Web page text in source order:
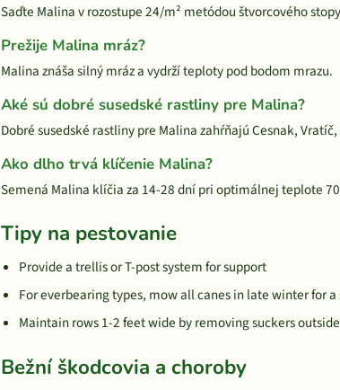
Saďte Malina v rozostupe 24/m² metódou štvorcového
Prežije Malina mráz?
Malina znáša silný mráz a vydrží teploty pod bodom mrazu.
Aké sú dobré susedské rastliny pre Malina?
Dobré susedské rastliny pre Malina zahŕňajú Cesnak,
Ako dlho trvá klíčenie Malina?
Semená Malina klíčia za 14-28 dní pri optimálnej teplote
Tipy na pestovanie
Provide a trellis or T-post system for support
For everbearing types, mow all canes in late winter for
Maintain rows 1-2 feet wide by removing suckers
Bežní škodcovia a choroby